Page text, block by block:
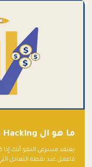
ما هو ال Growth Hacking
يعتقد مسرعي النمو أنك
فاعمل عند نقطة التعادل